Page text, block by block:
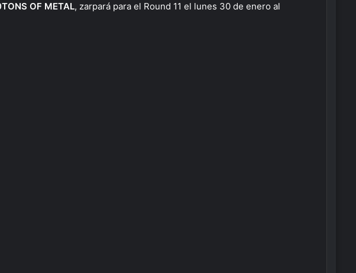
OF METAL, zarpará para el Round 11 el lunes 30 de enero al